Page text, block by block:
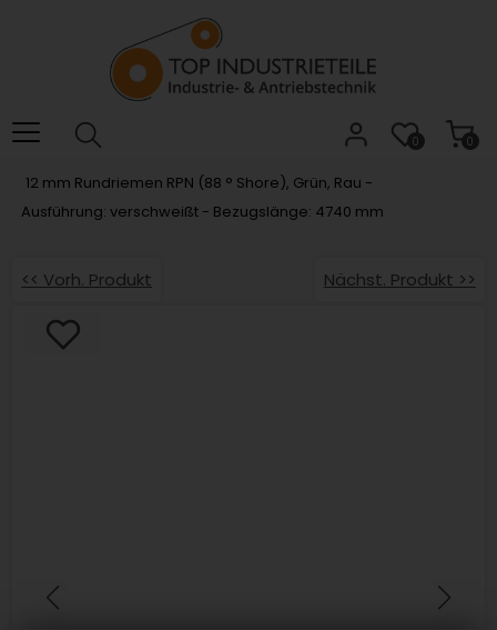
das
Barrierefreiheitsmenü
0
0
12 mm Rundriemen RPN (88 ° Shore), Grün, Rau -
Ausführung: verschweißt - Bezugslänge: 4740 mm
<< Vorh. Produkt Nächst. Produkt >>